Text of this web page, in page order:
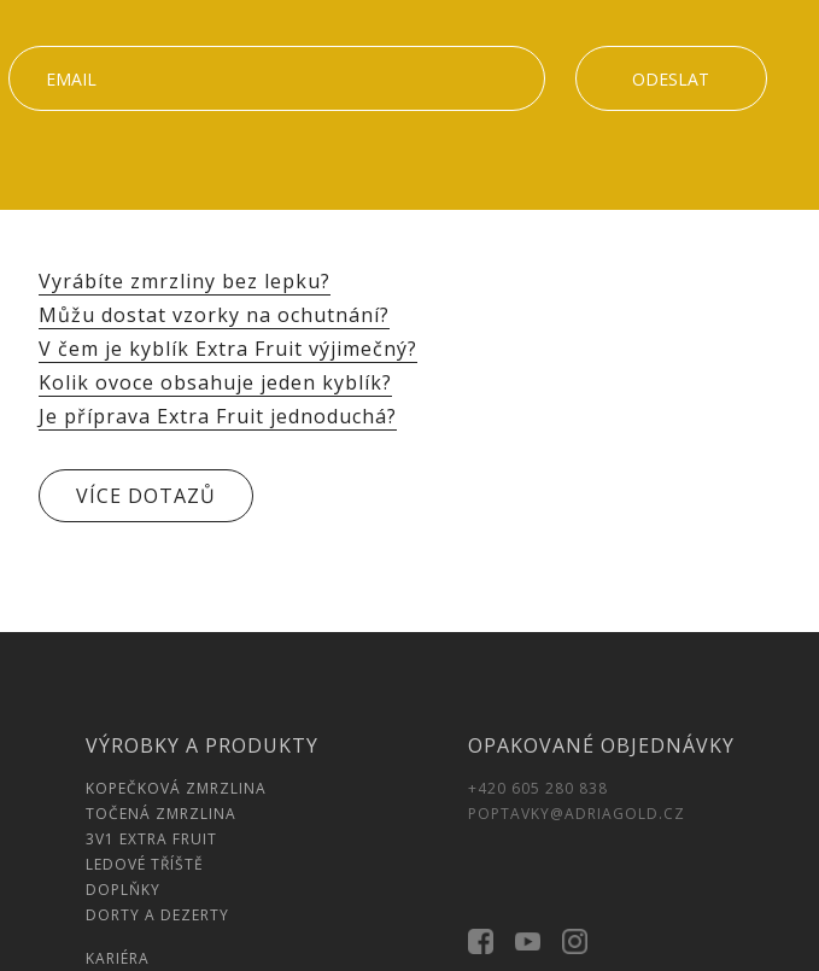
ODESLAT
Vyrábíte zmrzliny bez lepku?
Můžu dostat vzorky na ochutnání?
V čem je kyblík Extra Fruit výjimečný?
Kolik ovoce obsahuje jeden kyblík?
Je příprava Extra Fruit jednoduchá?
VÍCE DOTAZŮ
VÝROBKY A PRODUKTY
KOPEČKOVÁ ZMRZLINA
TOČENÁ ZMRZLINA
3V1 EXTRA FRUIT
LEDOVÉ TŘÍŠTĚ
DOPLŇKY
DORTY A DEZERTY
KARIÉRA
OPAKOVANÉ OBJEDNÁVKY
+420 605 280 838
POPTAVKY@ADRIAGOLD.CZ